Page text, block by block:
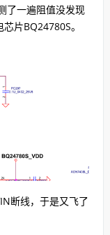
一遍阻值没发现
片BQ24780S。
断线，于是又飞了